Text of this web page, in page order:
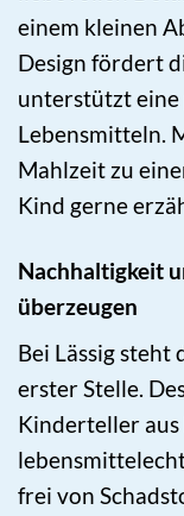
einem kleinen
Design fördert
unterstützt eine
Lebensmitteln.
Mahlzeit zu
Kind gerne
Nachhaltigkeit
überzeugen
Bei Lässig steht
erster Stelle.
Kinderteller
frei von